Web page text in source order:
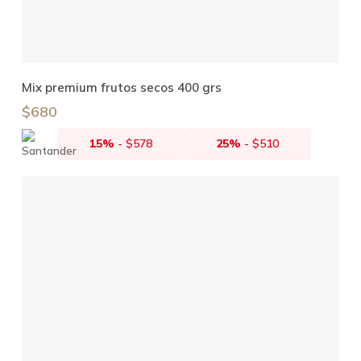
Añadir Al Carrito
Mix premium frutos secos 400 grs
$680
15% - $578 25% -$510